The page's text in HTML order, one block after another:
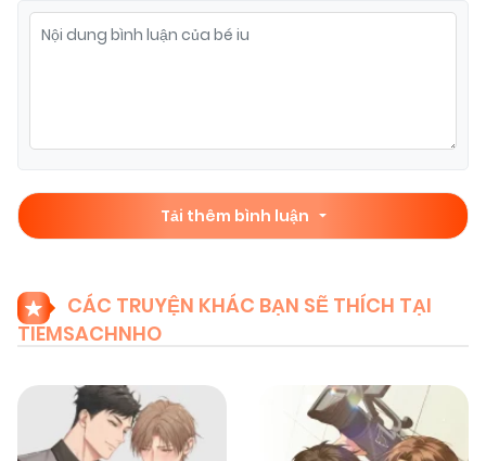
Tải thêm bình luận
CÁC TRUYỆN KHÁC BẠN SẼ THÍCH TẠI
TIEMSACHNHO